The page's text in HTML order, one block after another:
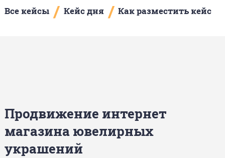
Все кейсы / Кейс дня / Как разместить кейс
Продвижение интернет
магазина ювелирных
украшений